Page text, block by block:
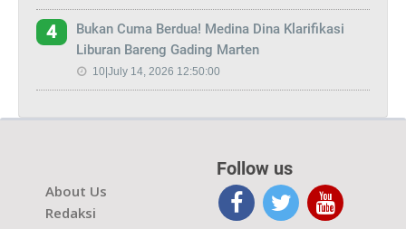
4
Bukan Cuma Berdua! Medina Dina Klarifikasi
Liburan Bareng Gading Marten
10|July 14, 2026 12:50:00
About Us
Redaksi
Follow us